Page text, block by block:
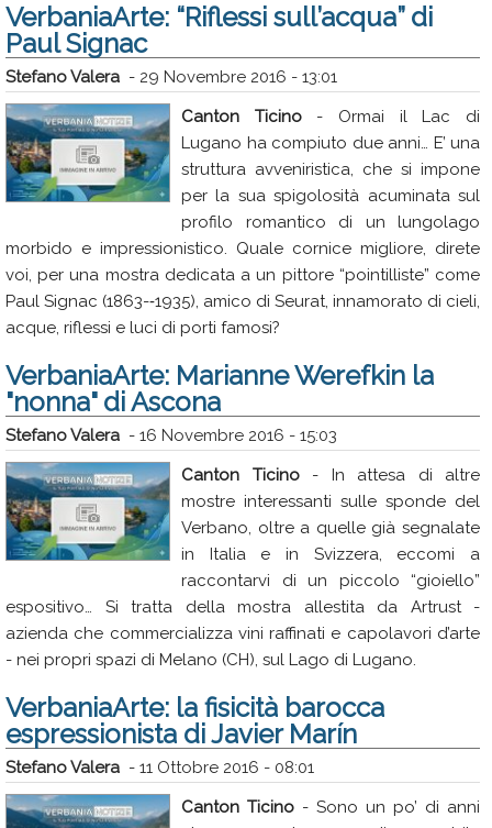
VerbaniaArte: “Riflessi sull’acqua” di
Paul Signac
Stefano Valera - 29 Novembre 2016 - 13:01
Canton Ticino- Ormai il Lac di
Lugano ha compiuto due anni… E’ una
struttura avveniristica, che si impone
per la sua spigolosità acuminata sul
profilo romantico di un lungolago
morbido e impressionistico. Quale cornice migliore, direte
voi, per una mostra dedicata a un pittore “pointilliste” come
Paul Signac (1863-­‐1935), amico di Seurat, innamorato di cieli,
acque, riflessi e luci di porti famosi?
VerbaniaArte: Marianne Werefkin la
"nonna" di Ascona
Stefano Valera - 16 Novembre 2016 - 15:03
Canton Ticino- In attesa di altre
mostre interessanti sulle sponde del
Verbano, oltre a quelle già segnalate
in Italia e in Svizzera, eccomi a
raccontarvi di un piccolo “gioiello”
espositivo… Si tratta della mostra allestita da Artrust -
azienda che commercializza vini raffinati e capolavori d’arte
- nei propri spazi di Melano (CH), sul Lago di Lugano.
VerbaniaArte: la fisicità barocca
espressionista di Javier Marín
Stefano Valera - 11 Ottobre 2016 - 08:01
Canton Ticino - Sono un po’ di anni